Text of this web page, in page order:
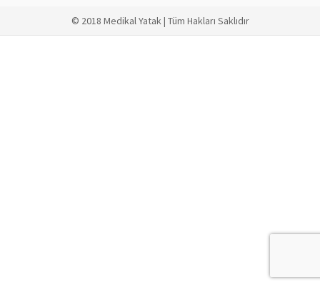
© 2018 Medikal Yatak | Tüm Hakları Saklıdır